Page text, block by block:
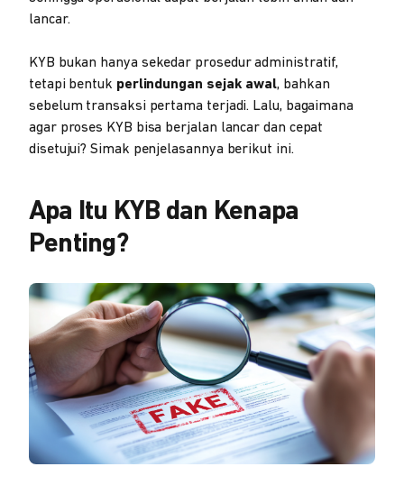
lancar.
KYB bukan hanya sekedar prosedur administratif,
tetapi bentuk perlindungan sejak awal, bahkan
sebelum transaksi pertama terjadi. Lalu, bagaimana
agar proses KYB bisa berjalan lancar dan cepat
disetujui? Simak penjelasannya berikut ini.
Apa Itu KYB dan Kenapa
Penting?